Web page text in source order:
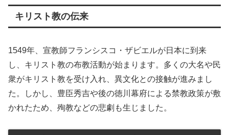
キリスト教の伝来
1549年、宣教師フランシスコ・ザビエルが日本に到来
し、キリスト教の布教活動が始まります。多くの大名や民
衆がキリスト教を受け入れ、異文化との接触が進みまし
た。しかし、豊臣秀吉や後の徳川幕府による禁教政策が敷
かれたため、殉教などの悲劇も生じました。